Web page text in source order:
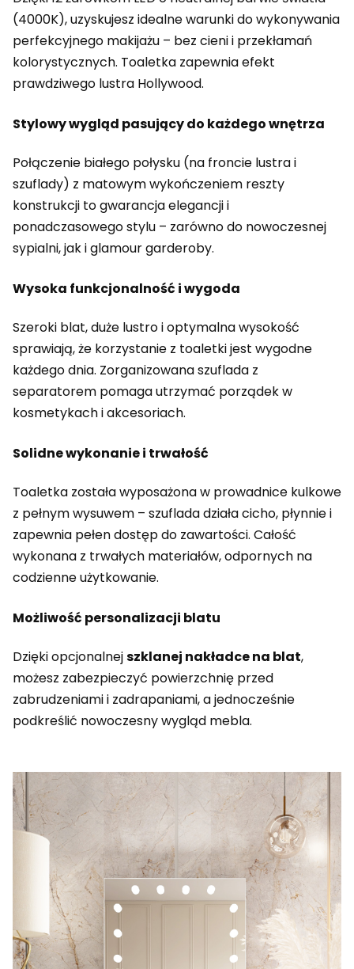
(4000K), uzyskujesz idealne warunki do wykonywania
perfekcyjnego makijażu – bez cieni i przekłamań
kolorystycznych. Toaletka zapewnia efekt
prawdziwego lustra Hollywood.
Stylowy wygląd pasujący do każdego wnętrza
Połączenie białego połysku (na froncie lustra i
szuflady) z matowym wykończeniem reszty
konstrukcji to gwarancja elegancji i
ponadczasowego stylu – zarówno do nowoczesnej
sypialni, jak i glamour garderoby.
Wysoka funkcjonalność i wygoda
Szeroki blat, duże lustro i optymalna wysokość
sprawiają, że korzystanie z toaletki jest wygodne
każdego dnia. Zorganizowana szuflada z
separatorem pomaga utrzymać porządek w
kosmetykach i akcesoriach.
Solidne wykonanie i trwałość
Toaletka została wyposażona w prowadnice kulkowe
z pełnym wysuwem – szuflada działa cicho, płynnie i
zapewnia pełen dostęp do zawartości. Całość
wykonana z trwałych materiałów, odpornych na
codzienne użytkowanie.
Możliwość personalizacji blatu
Dzięki opcjonalnejszklanej nakładce na blat,
możesz zabezpieczyć powierzchnię przed
zabrudzeniami i zadrapaniami, a jednocześnie
podkreślić nowoczesny wygląd mebla.